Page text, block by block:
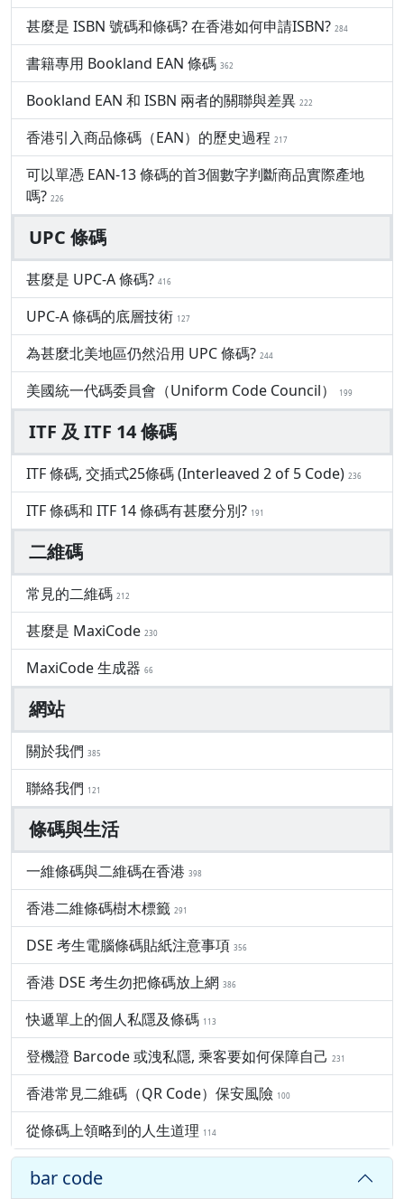
甚麼是 ISBN 號碼和條碼? 在香港如何申請ISBN? 284
書籍專用 Bookland EAN 條碼 362
Bookland EAN 和 ISBN 兩者的關聯與差異 222
香港引入商品條碼（EAN）的歷史過程 217
可以單憑 EAN-13 條碼的首3個數字判斷商品實際產地
嗎? 226
UPC 條碼
甚麼是 UPC-A 條碼? 416
UPC-A 條碼的底層技術 127
為甚麼北美地區仍然沿用 UPC 條碼? 244
美國統一代碼委員會（Uniform Code Council） 199
ITF 及 ITF 14 條碼
ITF 條碼, 交插式25條碼 (Interleaved 2 of 5 Code) 236
ITF 條碼和 ITF 14 條碼有甚麼分別? 191
二維碼
常見的二維碼 212
甚麼是 MaxiCode 230
MaxiCode 生成器 66
網站
關於我們 385
聯絡我們 121
條碼與生活
一維條碼與二維碼在香港 398
香港二維條碼樹木標籤 291
DSE 考生電腦條碼貼紙注意事項 356
香港 DSE 考生勿把條碼放上網 386
快遞單上的個人私隱及條碼 113
登機證 Barcode 或洩私隱, 乘客要如何保障自己 231
香港常見二維碼（QR Code）保安風險 100
從條碼上領略到的人生道理 114
bar code